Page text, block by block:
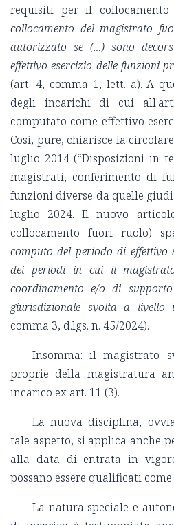
requisiti per il
collocamento del magistrato
autorizzato se (…) sono
effettivo esercizio delle funzioni
(art. 4, comma 1, lett. a). A
degli incarichi di cui
computato come effettivo
Così, pure, chiarisce la
luglio 2014 (“Disposizioni in
magistrati, conferimento di
funzioni diverse da quelle
luglio 2024. Il nuovo
collocamento fuori ruolo)
computo del periodo di
dei periodi in cui il
coordinamento e/o di
giurisdizionale svolta a livello
comma 3, d.lgs. n. 45/2024).
Insomma: il magistrato
proprie della magistratura
incarico ex art. 11 (3).
La nuova disciplina,
tale aspetto, si applica anche
alla data di entrata in
possano essere qualificati come
La natura speciale e